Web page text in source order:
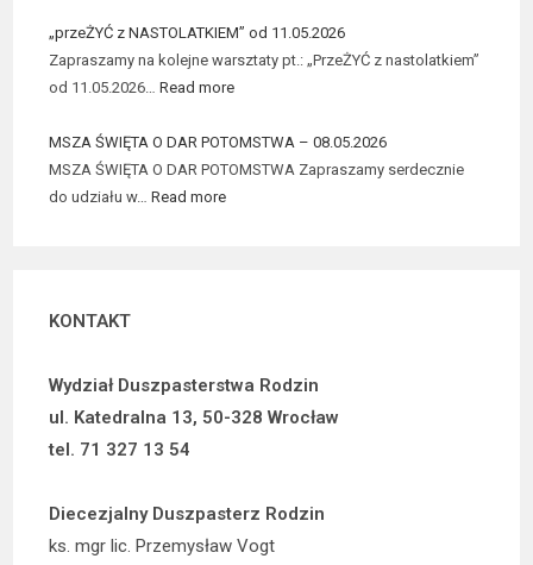
„przeŻYĆ z NASTOLATKIEM” od 11.05.2026
Zapraszamy na kolejne warsztaty pt.: „PrzeŻYĆ z nastolatkiem”
od 11.05.2026…Read more
MSZA ŚWIĘTA O DAR POTOMSTWA – 08.05.2026
MSZA ŚWIĘTA O DAR POTOMSTWA Zapraszamy serdecznie
do udziału w…Read more
KONTAKT
Wydział Duszpasterstwa Rodzin
ul. Katedralna 13, 50-328 Wrocław
tel. 71 327 13 54
Diecezjalny Duszpasterz Rodzin
ks. mgr lic. Przemysław Vogt